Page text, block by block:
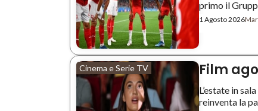
primo il
1 Agosto 2026
Cinema e Serie TV Film
L’estate in
reinventa la